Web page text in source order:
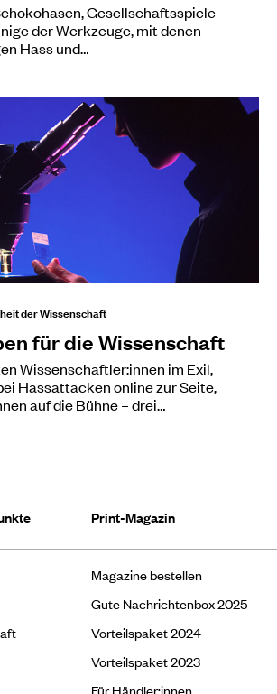
Gesellschaftsspiele –
der Werkzeuge, mit denen
Hass und…
der Wissenschaft
für die Wissenschaft
Wissenschaftler:innen im Exil,
Hassattacken online zur Seite,
auf die Bühne – drei…
Print-Magazin
Magazine bestellen
Gute Nachrichtenbox 2025
Vorteilspaket 2024
Vorteilspaket 2023
Für Händler:innen